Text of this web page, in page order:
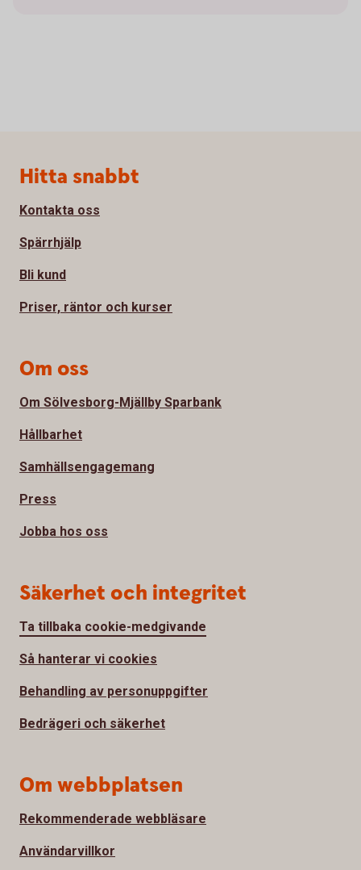
Sidfot
Hitta snabbt
Kontakta oss
Spärrhjälp
Bli kund
Priser, räntor och kurser
Om oss
Om Sölvesborg-Mjällby Sparbank
Hållbarhet
Samhällsengagemang
Press
Jobba hos oss
Säkerhet och integritet
Ta tillbaka cookie-medgivande
Så hanterar vi cookies
Behandling av personuppgifter
Bedrägeri och säkerhet
Om webbplatsen
Rekommenderade webbläsare
Användarvillkor